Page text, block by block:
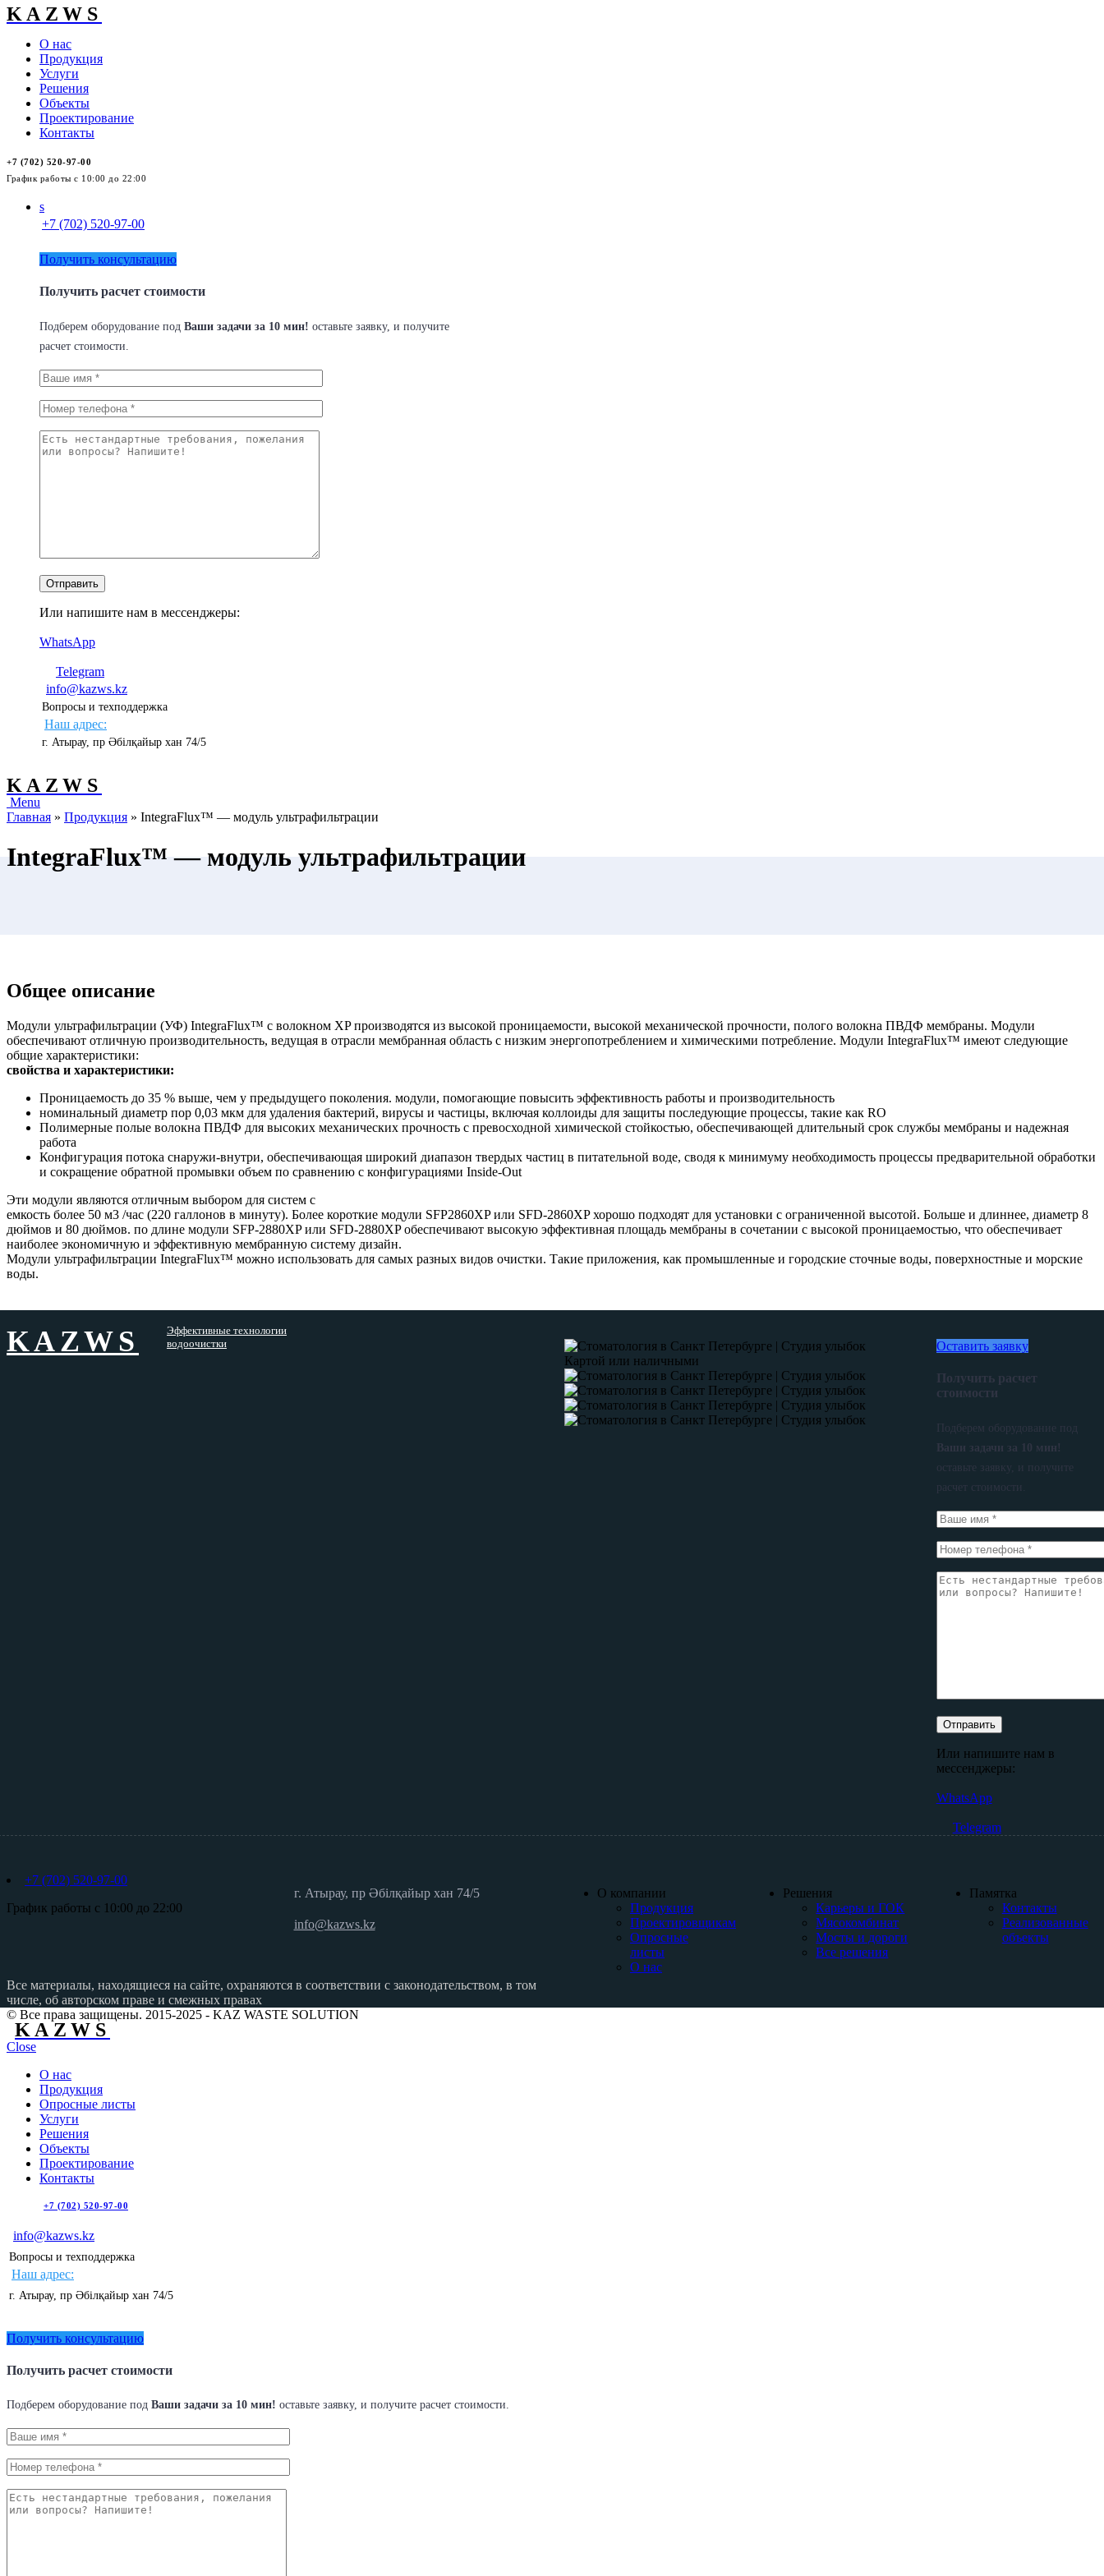
KAZWS
О нас
Продукция
Услуги
Решения
Объекты
Проектирование
Контакты
+7 (702) 520-97-00
График работы с 10:00 до 22:00
s
+7 (702) 520-97-00
Получить консультацию
Получить расчет стоимости
Подберем оборудование под Ваши задачи за 10 мин! оставьте заявку, и получите
расчет стоимости.
Или напишите нам в мессенджеры:
WhatsApp
Telegram
info@kazws.kz
Вопросы и техподдержка
Наш адрес:
г. Атырау, пр Әбілқайыр хан 74/5
KAZWS
Menu
Главная » Продукция » IntegraFlux™ — модуль ультрафильтрации
IntegraFlux™ — модуль ультрафильтрации
Общее описание
Модули ультрафильтрации (УФ) IntegraFlux™ с волокном XP производятся из высокой проницаемости, высокой механической прочности, полого волокна ПВДФ мембраны. Модули
обеспечивают отличную производительность, ведущая в отрасли мембранная область с низким энергопотреблением и химическими потребление. Модули IntegraFlux™ имеют следующие
общие характеристики:
свойства и характеристики:
Проницаемость до 35 % выше, чем у предыдущего поколения. модули, помогающие повысить эффективность работы и производительность
номинальный диаметр пор 0,03 мкм для удаления бактерий, вирусы и частицы, включая коллоиды для защиты последующие процессы, такие как RO
Полимерные полые волокна ПВДФ для высоких механических прочность с превосходной химической стойкостью, обеспечивающей длительный срок службы мембраны и надежная
работа
Конфигурация потока снаружи-внутри, обеспечивающая широкий диапазон твердых частиц в питательной воде, сводя к минимуму необходимость процессы предварительной обработки
и сокращение обратной промывки объем по сравнению с конфигурациями Inside-Out
Эти модули являются отличным выбором для систем с
емкость более 50 м3 /час (220 галлонов в минуту). Более короткие модули SFP2860XP или SFD-2860XP хорошо подходят для установки с ограниченной высотой. Больше и длиннее, диаметр 8
дюймов и 80 дюймов. по длине модули SFP-2880XP или SFD-2880XP обеспечивают высокую эффективная площадь мембраны в сочетании с высокой проницаемостью, что обеспечивает
наиболее экономичную и эффективную мембранную систему дизайн.
Модули ультрафильтрации IntegraFlux™ можно использовать для самых разных видов очистки. Такие приложения, как промышленные и городские сточные воды, поверхностные и морские
воды.
KAZWS
Эффективные технологии
водоочистки
Картой или наличными
Оставить заявку
Получить расчет
стоимости
Подберем оборудование под
Ваши задачи за 10 мин!
оставьте заявку, и получите
расчет стоимости.
Или напишите нам в
мессенджеры:
WhatsApp
Telegram
+7 (702) 520-97-00
График работы с 10:00 до 22:00
г. Атырау, пр Әбілқайыр хан 74/5
info@kazws.kz
Все материалы, находящиеся на сайте, охраняются в соответствии с законодательством, в том
числе, об авторском праве и смежных правах
О компании
Продукция
Проектировщикам
Опросные
листы
О нас
Решения
Карьеры и ГОК
Мясокомбинат
Мосты и дороги
Все решения
Памятка
Контакты
Реализованные
объекты
© Все права защищены. 2015-2025 - KAZ WASTE SOLUTION
KAZWS
Close
О нас
Продукция
Опросные листы
Услуги
Решения
Объекты
Проектирование
Контакты
+7 (702) 520-97-00
info@kazws.kz
Вопросы и техподдержка
Наш адрес:
г. Атырау, пр Әбілқайыр хан 74/5
Получить консультацию
Получить расчет стоимости
Подберем оборудование под Ваши задачи за 10 мин! оставьте заявку, и получите расчет стоимости.